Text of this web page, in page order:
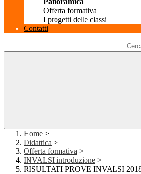
Panoramica
Offerta formativa
I progetti delle classi
Contatti
Home >
Didattica >
Offerta formativa >
INVALSI introduzione >
RISULTATI PROVE INVALSI